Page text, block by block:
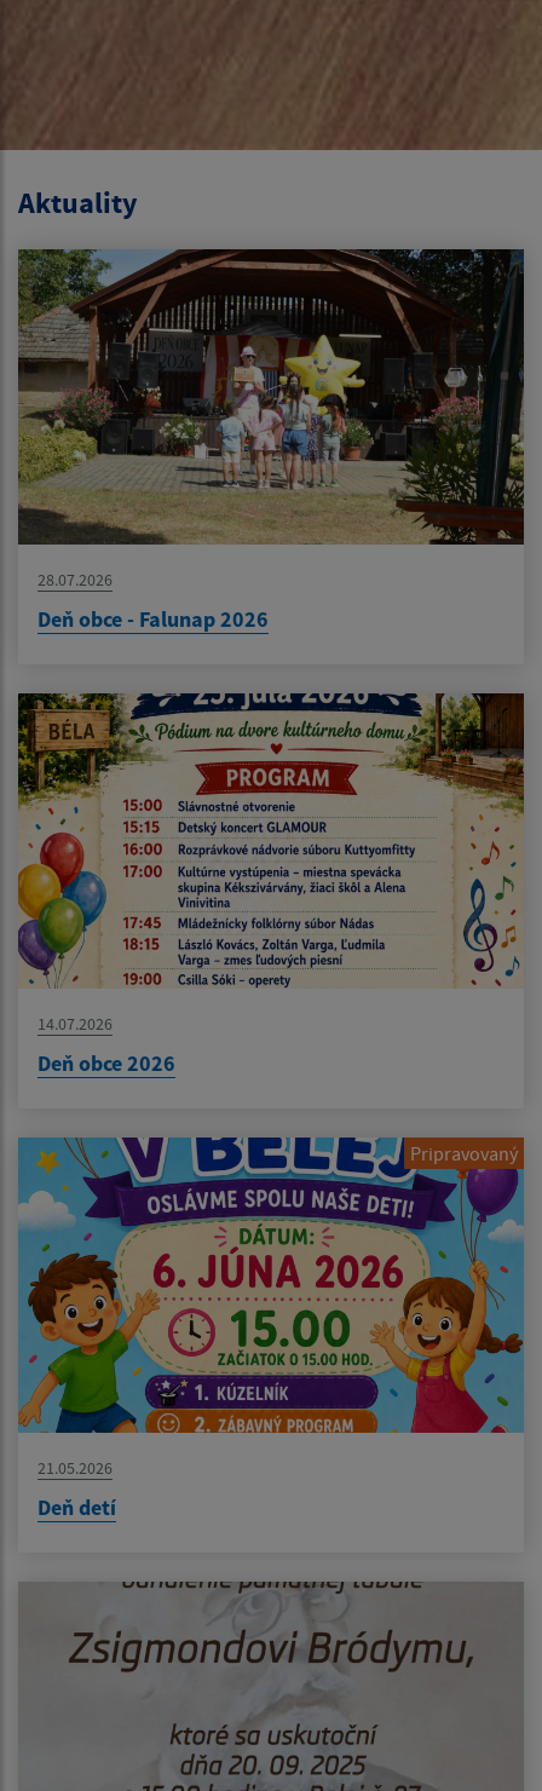
Aktuality
28.07.2026
Deň obce - Falunap 2026
14.07.2026
Deň obce 2026
Pripravovaný
21.05.2026
Deň detí